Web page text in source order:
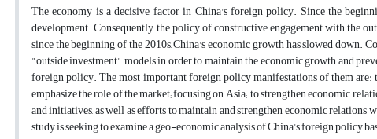
The economy is a decisive factor in China's foreign policy. Since the
development. Consequently, the policy of constructive engagement with the
since the beginning of the 2010s, China's economic growth has slowed down.
"outside investment" models in order to maintain the economic growth and
foreign policy. The most important foreign policy manifestations of them
emphasize the role of the market; focusing on Asia; to strengthen economic
and initiatives, as well as efforts to maintain and strengthen economic
study is seeking to examine a geo-economic analysis of China's foreign policy